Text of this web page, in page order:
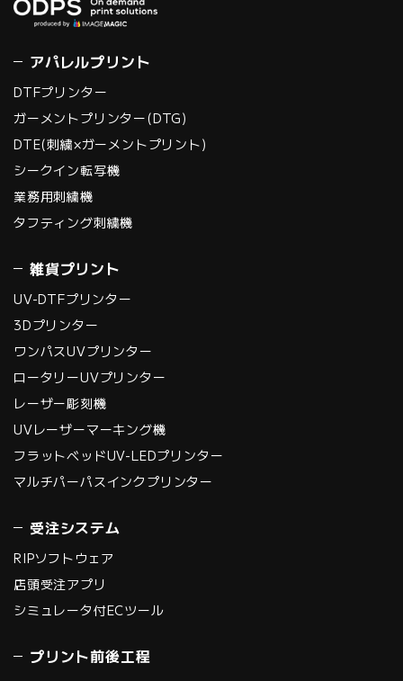
アパレルプリント
DTFプリンター
ガーメントプリンター(DTG)
DTE(刺繍×ガーメントプリント)
シークイン転写機
業務用刺繍機
タフティング刺繍機
雑貨プリント
UV-DTFプリンター
3Dプリンター
ワンパスUVプリンター
ロータリーUVプリンター
レーザー彫刻機
UVレーザーマーキング機
フラットベッドUV-LEDプリンター
マルチパーパスインクプリンター
受注システム
RIPソフトウェア
店頭受注アプリ
シミュレータ付ECツール
プリント前後工程